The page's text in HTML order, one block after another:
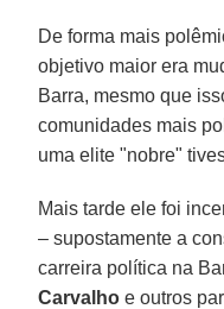
De forma mais
objetivo maior era
Barra, mesmo que
comunidades mais
uma elite "nobre"
Mais tarde ele foi
– supostamente a
carreira política na
Carvalho e outros